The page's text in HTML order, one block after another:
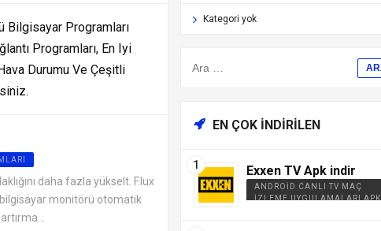
Bilgisayar Programları
Programları, En Iyi
Durumu Ve Çeşitli
daha fazla yükselt. F.lux
monitörü otomatik
Kategori yok
EN ÇOK İNDIRILEN
Exxen TV Apk indir
ANDROID CANLI TV MAÇ
İZLEME UYGULAMALARI APK